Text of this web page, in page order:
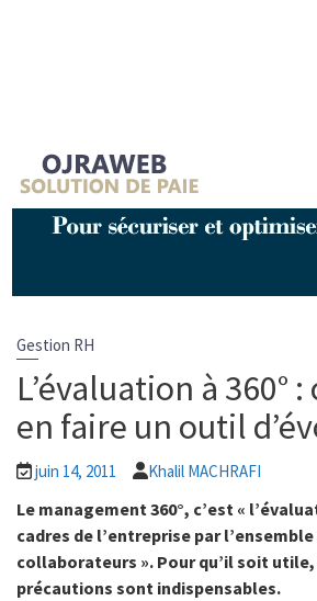
Home
Gestion RH
Gestion RH
L’évaluation à 360°
en faire un outil
juin 14, 2011 Khalil MACHRAFI
Le management 360°, c’est «
cadres de l’entreprise par l’ensemble
collaborateurs ». Pour qu’il soit
précautions sont indispensables.